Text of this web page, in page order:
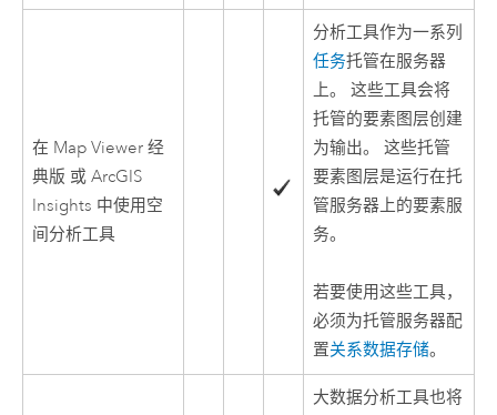
在 Map Viewer 经
典版 或ArcGIS
Insights 中使用空
间分析工具
分析工具作为一系列
任务托管在服务器
上。 这些工具会将
托管的要素图层创建
为输出。 这些托管
要素图层是运行在托
管服务器上的要素服
务。
若要使用这些工具，
必须为托管服务器配
置关系数据存储。
大数据分析工具也将